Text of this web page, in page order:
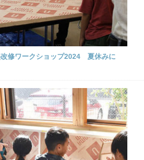
改修ワークショップ2024 夏休みに